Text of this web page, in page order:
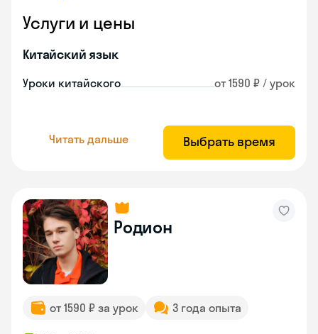
Услуги и цены
Китайский язык
Уроки китайского от 1590 ₽ / урок
Читать дальше Выбрать время
Родион
от 1590 ₽ за урок 3 года опыта